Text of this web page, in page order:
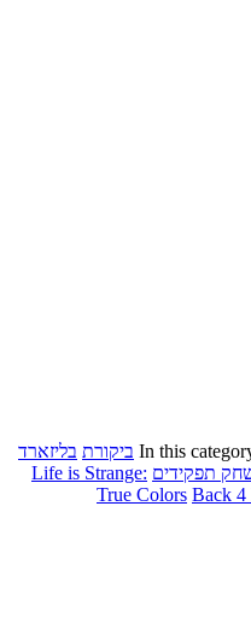
In this ביקורת בליזארד
תפקידים Life is Strange:
True Colors Back 4